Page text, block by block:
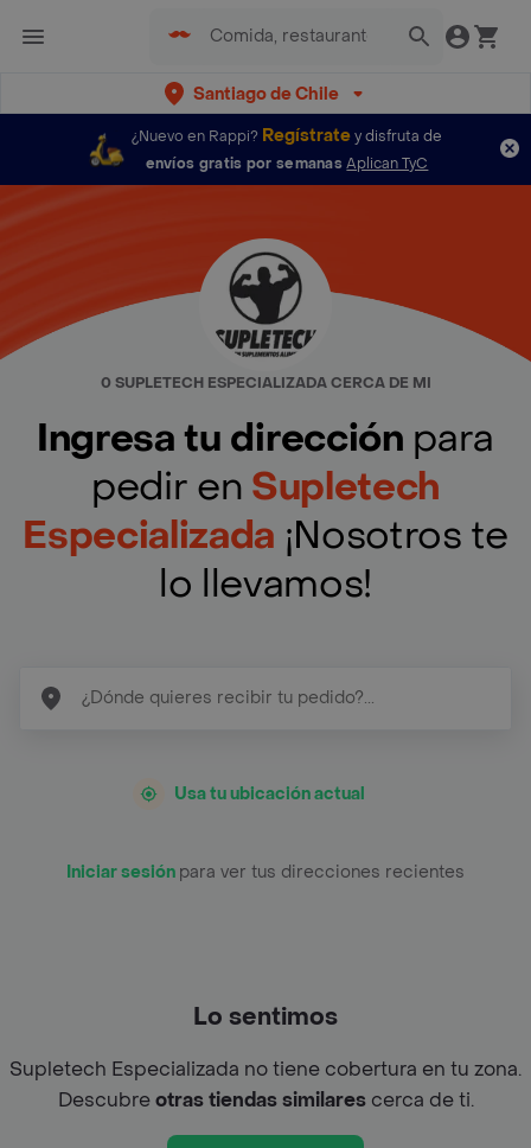
Santiago de Chile
¿Nuevo en Rappi? Regístratey disfruta de
envíos gratis por semanas Aplican TyC
0 SUPLETECH ESPECIALIZADA CERCA DE MI
Ingresa tu dirección para
pedir en Supletech
Especializada ¡Nosotros te
lo llevamos!
Usa tu ubicación actual
Iniciar sesión para ver tus direcciones recientes
Lo sentimos
Supletech Especializada no tiene cobertura en tu zona.
Descubreotras tiendas similarescerca de ti.